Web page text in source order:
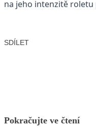
na jeho intenzitě roletu
SDÍLET
Pokračujte ve čtení